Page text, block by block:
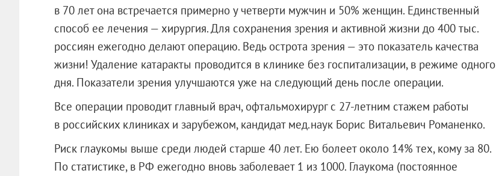
в 70 лет она встречается примерно у четверти мужчин и 50% женщин. Единственный
способ ее лечения — хирургия. Для сохранения зрения и активной жизни до 400 тыс.
россиян ежегодно делают операцию. Ведь острота зрения — это показатель качества
жизни! Удаление катаракты проводится в клинике без госпитализации, в режиме одного
дня. Показатели зрения улучшаются уже на следующий день после операции.
Все операции проводит главный врач, офтальмохирург с 27-летним стажем работы
в российских клиниках и зарубежом, кандидат мед.наук Борис Витальевич Романенко.
Риск глаукомы выше среди людей старше 40 лет. Ею болеет около 14% тех, кому за 80.
По статистике, в РФ ежегодно вновь заболевает 1 из 1000. Глаукома (постоянное